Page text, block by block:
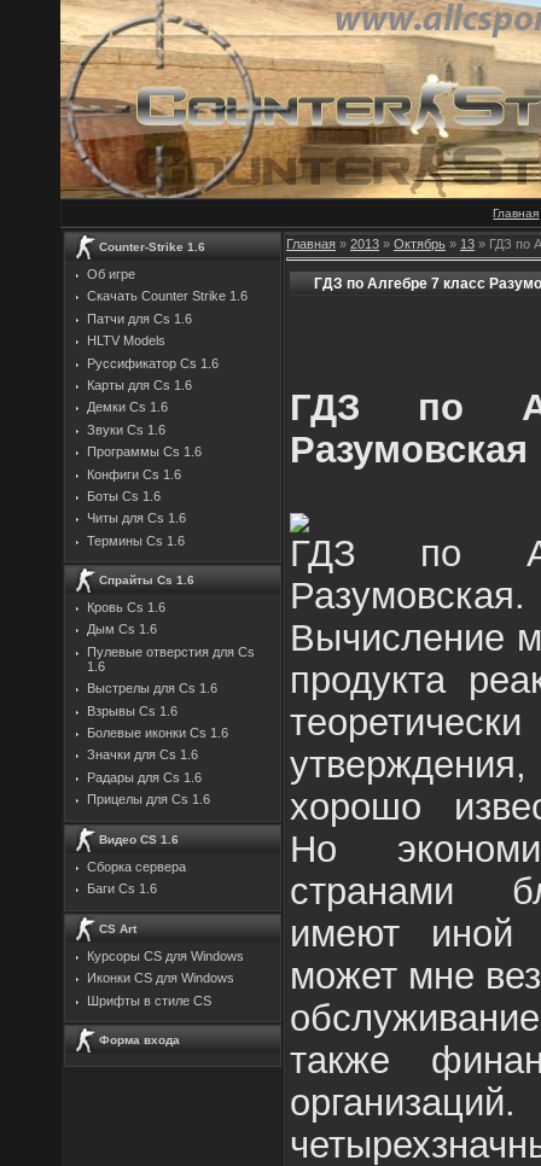
Главная
Counter-Strike 1.6
Об игре
Скачать Counter Strike 1.6
Патчи для Cs 1.6
HLTV Models
Руссификатор Cs 1.6
Карты для Cs 1.6
Демки Cs 1.6
Звуки Cs 1.6
Программы Cs 1.6
Конфиги Cs 1.6
Боты Cs 1.6
Читы для Cs 1.6
Термины Cs 1.6
Спрайты Cs 1.6
Кровь Cs 1.6
Дым Cs 1.6
Пулевые отверстия для Cs
1.6
Выстрелы для Cs 1.6
Взрывы Cs 1.6
Болевые иконки Cs 1.6
Значки для Cs 1.6
Радары для Cs 1.6
Прицелы для Cs 1.6
Видео CS 1.6
Сборка сервера
Баги Cs 1.6
CS Art
Курсоры CS для Windows
Иконки CS для Windows
Шрифты в стиле CS
Форма входа
Главная » 2013 » Октябрь » 13 » ГДЗ по
ГДЗ по Алгебре 7 класс
ГДЗ по
Разумовская
ГДЗ по
Вычисление
продукта
хорошо
Но
странами
имеют иной
может мне
также